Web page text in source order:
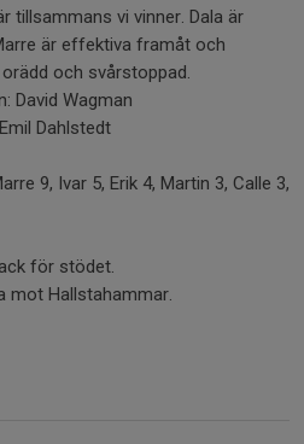
tillsammans vi vinner. Dala är
är effektiva framåt och
och svårstoppad.
David Wagman
Dahlstedt
9, Ivar 5, Erik 4, Martin 3, Calle 3,
för stödet.
mot Hallstahammar.